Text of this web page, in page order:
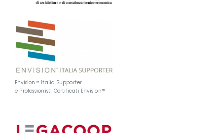
Envision™ Italia Supporter
e Professionisti Certificati Envision™